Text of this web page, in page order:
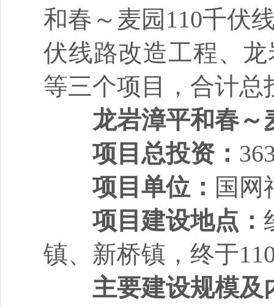
和春～麦园110千伏
伏线路改造工程、
等三个项目，合计总
龙岩漳平和春～
项目总投资：
项目单位： 国网
项目建设地点：
镇、新桥镇，终于
主要建设规模及